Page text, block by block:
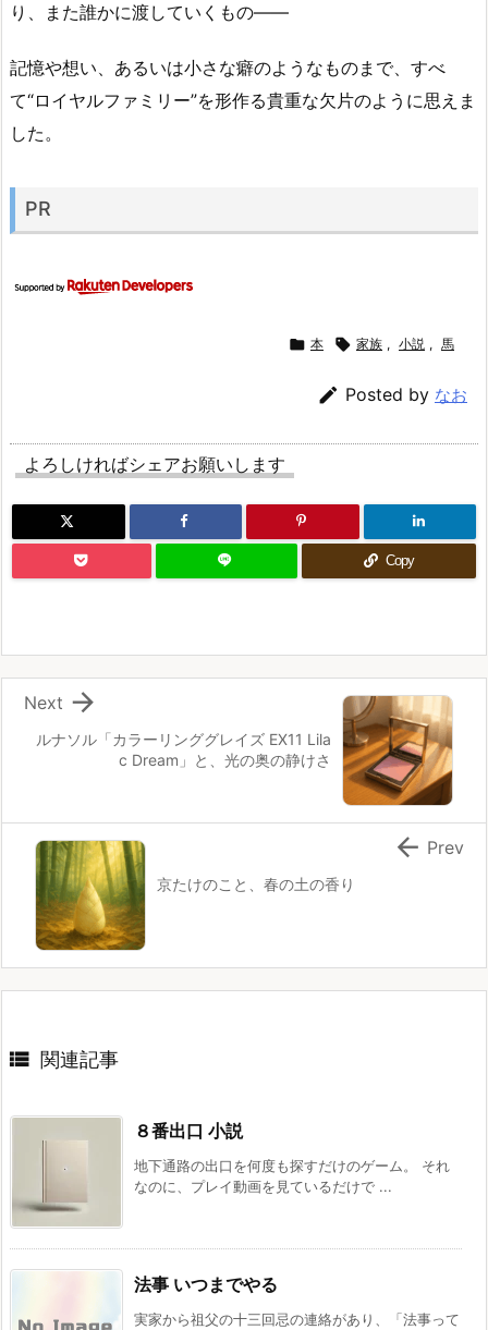
り、また誰かに渡していくもの――
記憶や想い、あるいは小さな癖のようなものまで、すべ
て“ロイヤルファミリー”を形作る貴重な欠片のように思えま
した。
PR
 本  家族 , 小説 , 馬
 Posted by なお
よろしければシェアお願いします
Copy
ルナソル「カラーリンググレイズ EX11 Lila
c Dream」と、光の奥の静けさ

Next
京たけのこと、春の土の香り
 Prev
 関連記事
８番出口 小説
地下通路の出口を何度も探すだけのゲーム。 それ
なのに、プレイ動画を見ているだけで ...
法事 いつまでやる
実家から祖父の十三回忌の連絡があり、「法事って